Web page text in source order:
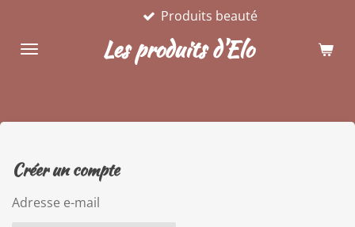
contenu
Les produits d'Elo
Produits beauté
Créer un compte
Adresse e-mail